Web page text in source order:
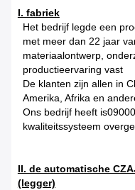
I. fabriek
Het bedrijf legde een
met meer dan 22 jaar
materiaalontwerp,
productieervaring vast
De klanten zijn allen in
Amerika, Afrika en
Ons bedrijf heeft
kwaliteitssysteem
II. de automatische
(legger)